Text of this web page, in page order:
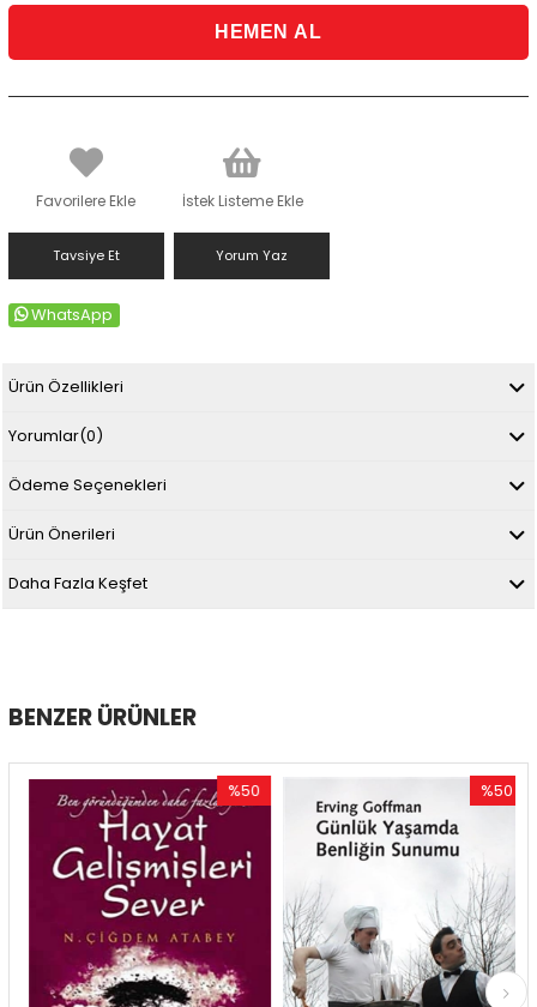
Favorilere Ekle İstek Listeme Ekle
Tavsiye Et Yorum Yaz
WhatsApp
Ürün Özellikleri
Yorumlar(0)
Ödeme Seçenekleri
Ürün Önerileri
Daha Fazla Keşfet
BENZER ÜRÜNLER
%50
İndirim
%50İndirim
%50
İndirim